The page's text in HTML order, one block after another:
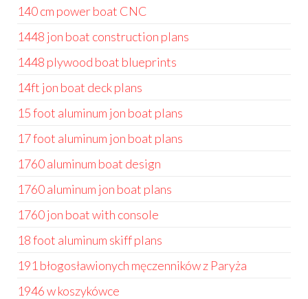
140 cm power boat CNC
1448 jon boat construction plans
1448 plywood boat blueprints
14ft jon boat deck plans
15 foot aluminum jon boat plans
17 foot aluminum jon boat plans
1760 aluminum boat design
1760 aluminum jon boat plans
1760 jon boat with console
18 foot aluminum skiff plans
191 błogosławionych męczenników z Paryża
1946 w koszykówce